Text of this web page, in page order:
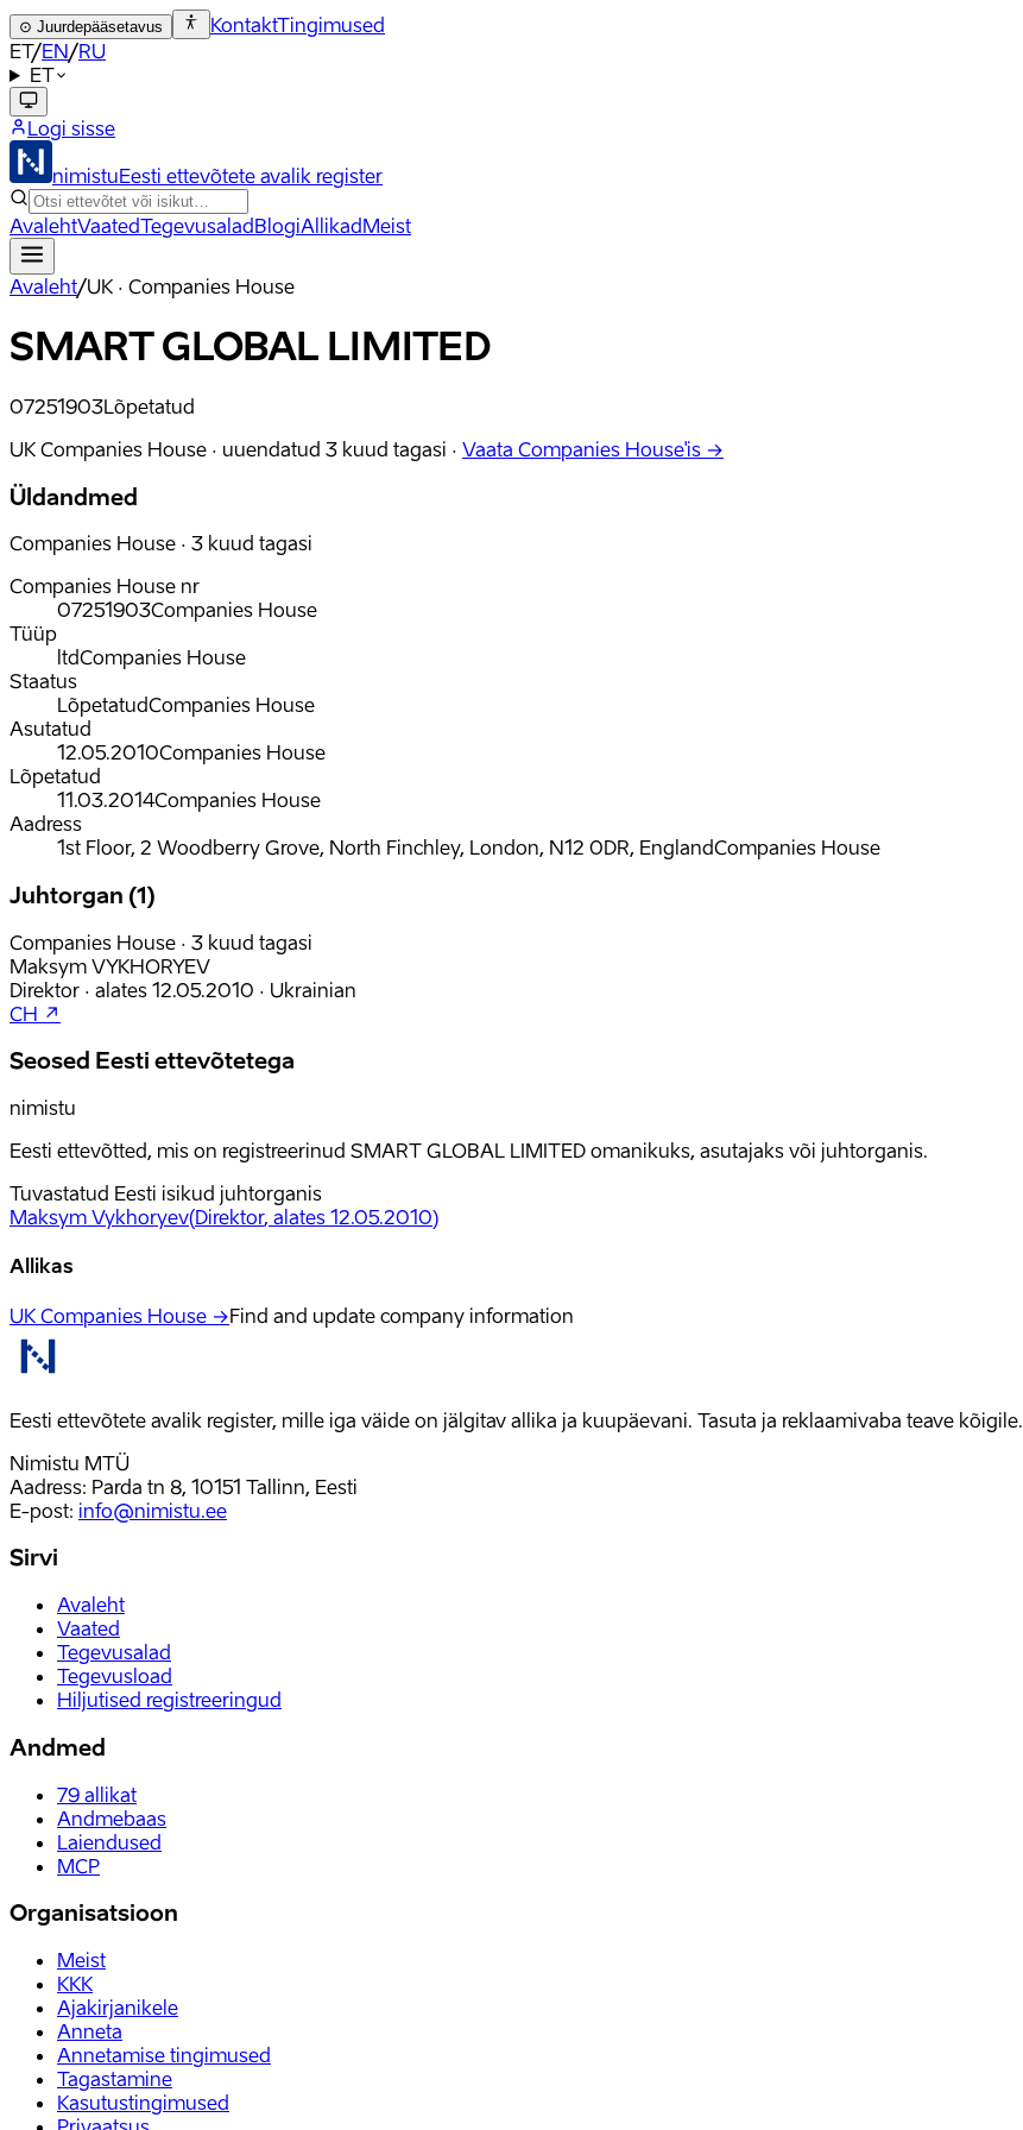
⊙ Juurdepääsetavus KontaktTingimused
ET/EN/RU
ET
Logi sisse
nimistuEesti ettevõtete avalik register
AvalehtVaatedTegevusaladBlogiAllikadMeist
Avaleht/UK · Companies House
SMART GLOBAL LIMITED
07251903Lõpetatud
UK Companies House · uuendatud 3 kuud tagasi · Vaata Companies House'is →
Üldandmed
Companies House · 3 kuud tagasi
Companies House nr
07251903Companies House
Tüüp
ltdCompanies House
Staatus
LõpetatudCompanies House
Asutatud
12.05.2010Companies House
Lõpetatud
11.03.2014Companies House
Aadress
1st Floor, 2 Woodberry Grove, North Finchley, London, N12 0DR, EnglandCompanies House
Juhtorgan (1)
Companies House · 3 kuud tagasi
Maksym VYKHORYEV
Direktor · alates 12.05.2010 · Ukrainian
CH ↗
Seosed Eesti ettevõtetega
nimistu
Eesti ettevõtted, mis on registreerinud SMART GLOBAL LIMITED omanikuks, asutajaks või juhtorganis.
Tuvastatud Eesti isikud juhtorganis
Maksym Vykhoryev(Direktor, alates 12.05.2010)
Allikas
UK Companies House →Find and update company information
Eesti ettevõtete avalik register, mille iga väide on jälgitav allika ja kuupäevani. Tasuta ja reklaamivaba teave kõigile.
Nimistu MTÜ
Aadress: Parda tn 8, 10151 Tallinn, Eesti
E-post: info@nimistu.ee
Sirvi
Avaleht
Vaated
Tegevusalad
Tegevusload
Hiljutised registreeringud
Andmed
79 allikat
Andmebaas
Laiendused
MCP
Organisatsioon
Meist
KKK
Ajakirjanikele
Anneta
Annetamise tingimused
Tagastamine
Kasutustingimused